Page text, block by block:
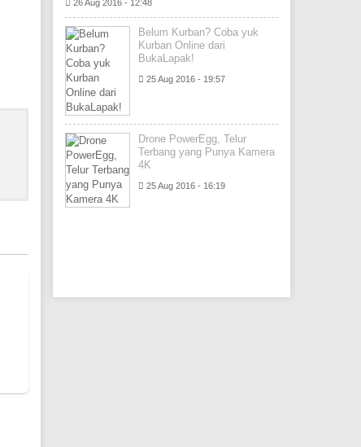
26 Aug 2016 - 12:48
Belum Kurban? Coba yuk
Kurban Online dari
BukaLapak!
25 Aug 2016 - 19:57
Drone PowerEgg, Telur
Terbang yang Punya Kamera
4K
25 Aug 2016 - 16:19